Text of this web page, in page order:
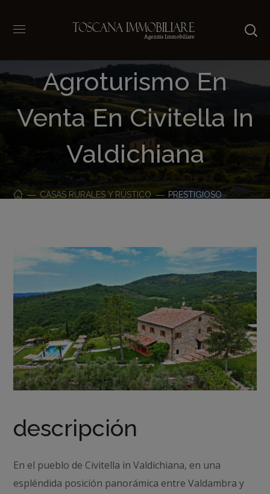
Prestigioso
Agroturismo En
Venta En Civitella In
Valdichiana
CASAS RURALES Y RÚSTICO
PRESTIGIOSO
descripción
En el pueblo de Civitella in Valdichiana, en una
espléndida posición panorámica entre Valdambra y